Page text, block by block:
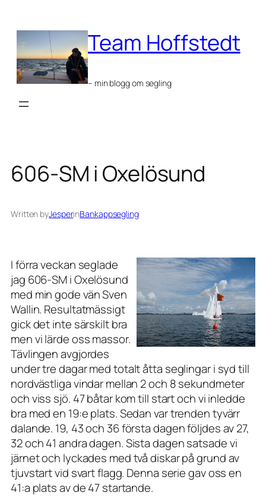
content
Team Hoffstedt
– min blogg om segling
606-SM i Oxelösund
Written byJesperinBankappsegling
I förra veckan seglade
jag 606-SM i Oxelösund
med min gode vän Sven
Wallin. Resultatmässigt
gick det inte särskilt bra
men vi lärde oss massor.
Tävlingen avgjordes
under tre dagar med totalt åtta seglingar i syd till
nordvästliga vindar mellan 2 och 8 sekundmeter
och viss sjö. 47 båtar kom till start och vi inledde
bra med en 19:e plats. Sedan var trenden tyvärr
dalande. 19, 43 och 36 första dagen följdes av 27,
32 och 41 andra dagen. Sista dagen satsade vi
järnet och lyckades med två diskar på grund av
tjuvstart vid svart flagg. Denna serie gav oss en
41:a plats av de 47 startande.